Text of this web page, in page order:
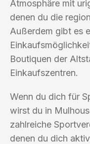
Atmosphäre mit
denen du die
Außerdem gibt es
Boutiquen der
Einkaufszentren.
Wenn du dich für
wirst du in
zahlreiche
denen du dich